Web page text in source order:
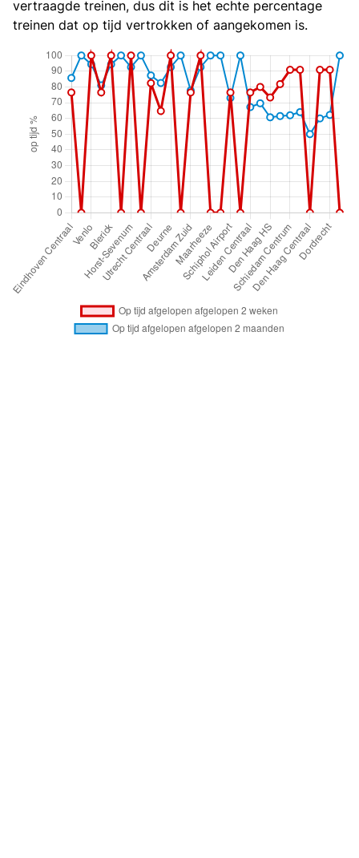
vertraagde treinen, dus dit is het echte percentage
treinen dat op tijd vertrokken of aangekomen is.